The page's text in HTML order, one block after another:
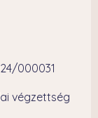
000031
végzettség